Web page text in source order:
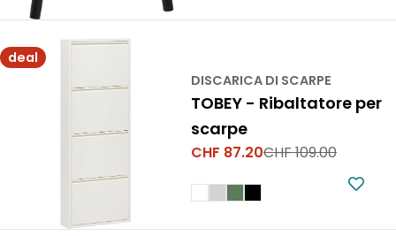
deal
DISCARICA DI SCARPE
TOBEY - Ribaltatore per
scarpe
Prezzo
vendita
CHF 87.20
Prezzo
CHF 109.00